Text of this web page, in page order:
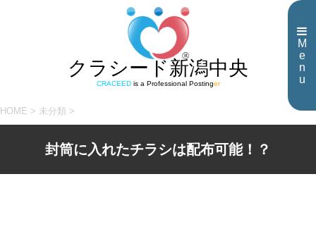
M
e
n
u
クラシード新潟中央
CRACEEDis a Professional Postinger
HOME > 未分類 >
封筒に入れたチラシは配布可能！？